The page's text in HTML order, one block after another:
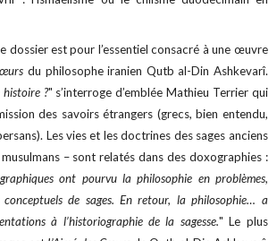
dossier est pour l’essentiel consacré à une œuvre
du philosophe iranien Qutb al-Din Ashkevarî.
histoire ?" s’interroge d’emblée Mathieu Terrier qui
des savoirs étrangers (grecs, bien entendu,
Les vies et les doctrines des sages anciens
– sont relatés dans des doxographies :
ont pourvu la philosophie en problèmes,
conceptuels de sages. En retour, la philosophie… a
à l’historiographie de la sagesse." Le plus